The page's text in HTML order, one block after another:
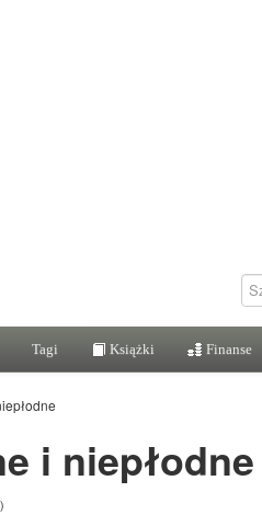
Tagi Książki Finanse
i niepłodne
)